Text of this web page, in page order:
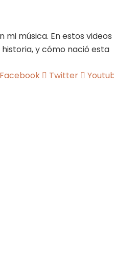
música. En estos videos
y cómo nació esta
Facebook
Twitter